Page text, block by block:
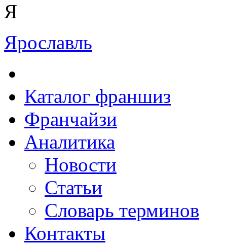
Я
Ярославль
Каталог франшиз
Франчайзи
Аналитика
Новости
Статьи
Словарь терминов
Контакты